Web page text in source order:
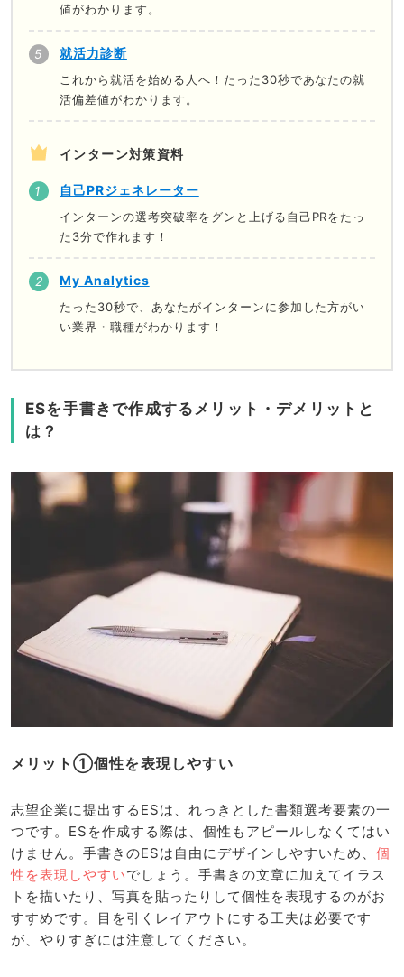
値がわかります。
就活力診断
これから就活を始める人へ！たった30秒であなたの就
活偏差値がわかります。
インターン対策資料
自己PRジェネレーター
インターンの選考突破率をグンと上げる自己PRをたっ
た3分で作れます！
My Analytics
たった30秒で、あなたがインターンに参加した方がい
い業界・職種がわかります！
ESを手書きで作成するメリット・デメリットと
は？
メリット①個性を表現しやすい
志望企業に提出するESは、れっきとした書類選考要素の一
つです。ESを作成する際は、個性もアピールしなくてはい
けません。手書きのESは自由にデザインしやすいため、 個
性を表現しやすいでしょう。手書きの文章に加えてイラス
トを描いたり、写真を貼ったりして個性を表現するのがお
すすめです。目を引くレイアウトにする工夫は必要です
が、やりすぎには注意してください。